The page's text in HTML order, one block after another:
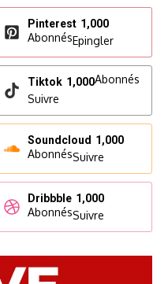
Pinterest 1,000
AbonnésEpingler
Tiktok 1,000Abonnés
Suivre
Soundcloud 1,000
AbonnésSuivre
Dribbble 1,000
AbonnésSuivre